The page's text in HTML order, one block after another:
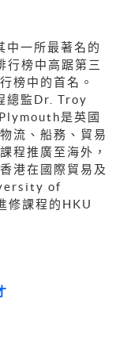
一所最著名的
行榜中高踞第三
榜中的首名。
監Dr. Troy
是英國
流、船務、貿易
程推廣至海外，
港在國際貿易及
of
修課程的HKU